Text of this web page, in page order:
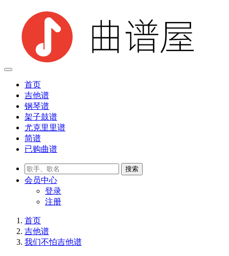
首页
吉他谱
钢琴谱
架子鼓谱
尤克里里谱
简谱
已购曲谱
会员中心
登录
注册
首页
吉他谱
我们不怕吉他谱